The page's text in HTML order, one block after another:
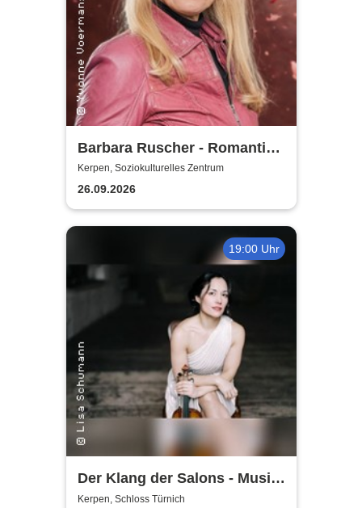
Barbara Ruscher - Romantik,
aber zack, zack!
Kerpen, Soziokulturelles Zentrum
26.09.2026
19:00 Uhr
Der Klang der Salons - Musik
und Gesellschaft bei Marcel
Kerpen, Schloss Türnich